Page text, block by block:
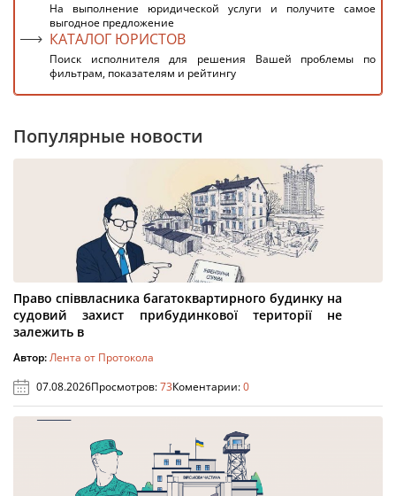
На выполнение юридической услуги и получите самое
выгодное предложение
КАТАЛОГ ЮРИСТОВ
Поиск исполнителя для решения Вашей проблемы по
фильтрам, показателям и рейтингу
Популярные новости
Право співвласника багатоквартирного будинку на
судовий захист прибудинкової території не
залежить в
Автор:Лента от Протокола
07.08.2026Просмотров:73Коментарии:0